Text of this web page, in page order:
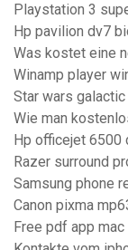
Playstation 3
Hp pavilion dv7
Was kostet eine
Winamp player
Star wars
Wie man
Hp officejet 6500
Razer surround
Samsung phone
Canon pixma
Free pdf app mac